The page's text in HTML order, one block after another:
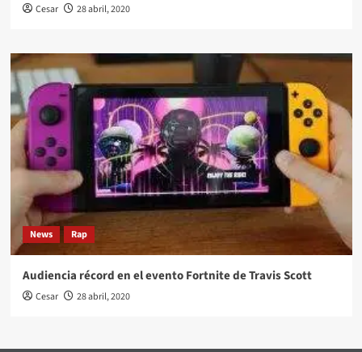
Cesar 28 abril, 2020
News Rap
Audiencia récord en el evento Fortnite de Travis Scott
Cesar 28 abril, 2020